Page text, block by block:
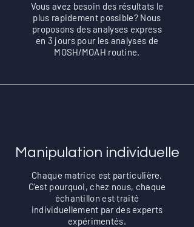
Vous avez besoin des résultats le
plus rapidement possible? Nous
proposons des analyses express
en 3 jours pour les analyses de
MOSH/MOAH routine.
Manipulation individuelle
Chaque matrice est particulière.
C'est pourquoi, chez nous, chaque
échantillon est traité
individuellement par des experts
expérimentés.